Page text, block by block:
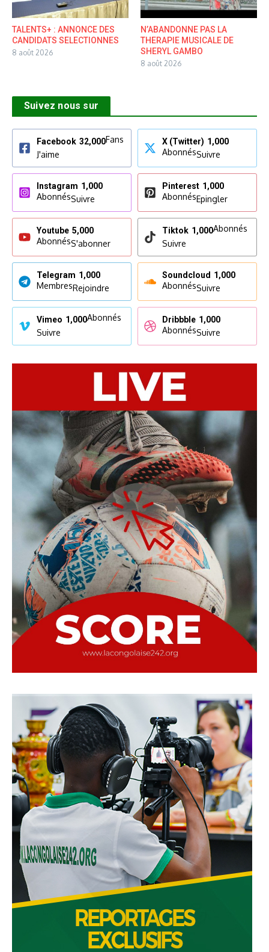
TALENTS+ : ANNONCE DES
CANDIDATS SELECTIONNES
8 août 2026
N’ABANDONNE PAS LA
THERAPIE MUSICALE DE
SHERYL GAMBO
8 août 2026
Suivez nous sur
Facebook 32,000Fans
J'aime
X (Twitter) 1,000
AbonnésSuivre
Instagram 1,000
AbonnésSuivre
Pinterest 1,000
AbonnésEpingler
Youtube 5,000
AbonnésS'abonner
Tiktok 1,000Abonnés
Suivre
Telegram 1,000
MembresRejoindre
Soundcloud 1,000
AbonnésSuivre
Vimeo 1,000Abonnés
Suivre
Dribbble 1,000
AbonnésSuivre